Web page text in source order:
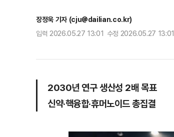
장정욱 기자 (cju@dailian.co.kr)
입력 2026.05.27 13:01 수정 2026.05.27 13:01
2030년 연구 생산성 2배 목표
신약·핵융합·휴머노이드 총집결